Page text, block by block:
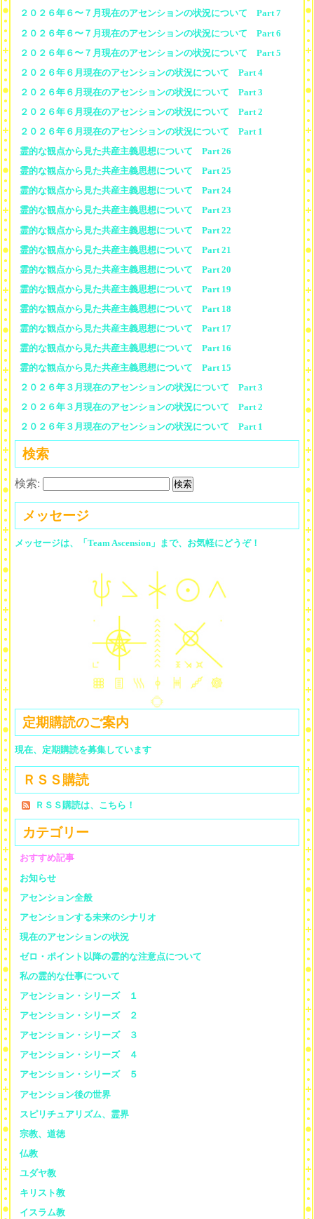
２０２６年６〜７月現在のアセンションの状況について Part 7
２０２６年６〜７月現在のアセンションの状況について Part 6
２０２６年６〜７月現在のアセンションの状況について Part 5
２０２６年６月現在のアセンションの状況について Part 4
２０２６年６月現在のアセンションの状況について Part 3
２０２６年６月現在のアセンションの状況について Part 2
２０２６年６月現在のアセンションの状況について Part 1
霊的な観点から見た共産主義思想について Part 26
霊的な観点から見た共産主義思想について Part 25
霊的な観点から見た共産主義思想について Part 24
霊的な観点から見た共産主義思想について Part 23
霊的な観点から見た共産主義思想について Part 22
霊的な観点から見た共産主義思想について Part 21
霊的な観点から見た共産主義思想について Part 20
霊的な観点から見た共産主義思想について Part 19
霊的な観点から見た共産主義思想について Part 18
霊的な観点から見た共産主義思想について Part 17
霊的な観点から見た共産主義思想について Part 16
霊的な観点から見た共産主義思想について Part 15
２０２６年３月現在のアセンションの状況について Part 3
２０２６年３月現在のアセンションの状況について Part 2
２０２６年３月現在のアセンションの状況について Part 1
検索
検索:
メッセージ
メッセージは、「Team Ascension」まで、お気軽にどうぞ！
定期購読のご案内
現在、定期購読を募集しています
ＲＳＳ購読
ＲＳＳ購読は、こちら！
カテゴリー
おすすめ記事
お知らせ
アセンション全般
アセンションする未来のシナリオ
現在のアセンションの状況
ゼロ・ポイント以降の霊的な注意点について
私の霊的な仕事について
アセンション・シリーズ １
アセンション・シリーズ ２
アセンション・シリーズ ３
アセンション・シリーズ ４
アセンション・シリーズ ５
アセンション後の世界
スピリチュアリズム、霊界
宗教、道徳
仏教
ユダヤ教
キリスト教
イスラム教